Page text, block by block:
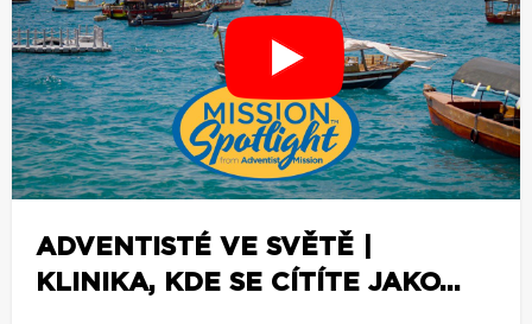
ADVENTISTÉ VE SVĚTĚ |
KLINIKA, KDE SE CÍTÍTE JAKO...